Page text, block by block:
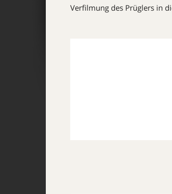
Verfilmung des Prüglers in